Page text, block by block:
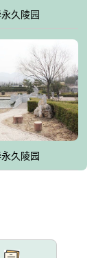
久陵园
久陵园